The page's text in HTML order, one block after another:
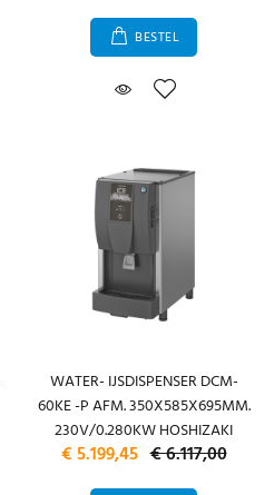
BESTEL
WATER- IJSDISPENSER DCM-
60KE -P AFM. 350X585X695MM.
230V/0.280KW HOSHIZAKI
€ 5.199,45 € 6.117,00